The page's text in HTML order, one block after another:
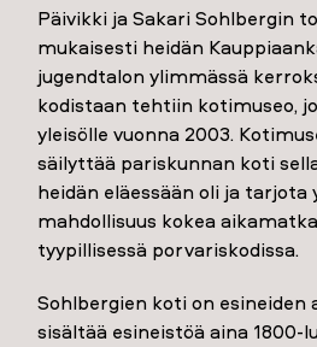
Päivikki ja Sakari Sohlbergin
mukaisesti heidän
jugendtalon ylimmässä
kodistaan tehtiin kotimuseo,
yleisölle vuonna 2003.
säilyttää pariskunnan koti
heidän eläessään oli ja tarjota
mahdollisuus kokea
tyypillisessä porvariskodissa.
Sohlbergien koti on esineiden
sisältää esineistöä aina 1800-